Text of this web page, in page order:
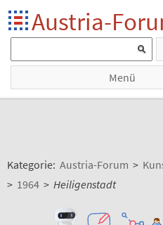
Austria-
Menü
Kategorie: Austria-Forum >
> 1964 > Heiligenstadt